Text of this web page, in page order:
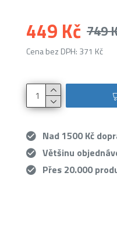
449 Kč 749
Cena bez DPH: 371 Kč
Nad 1500 Kč
Většinu
Přes 20.000